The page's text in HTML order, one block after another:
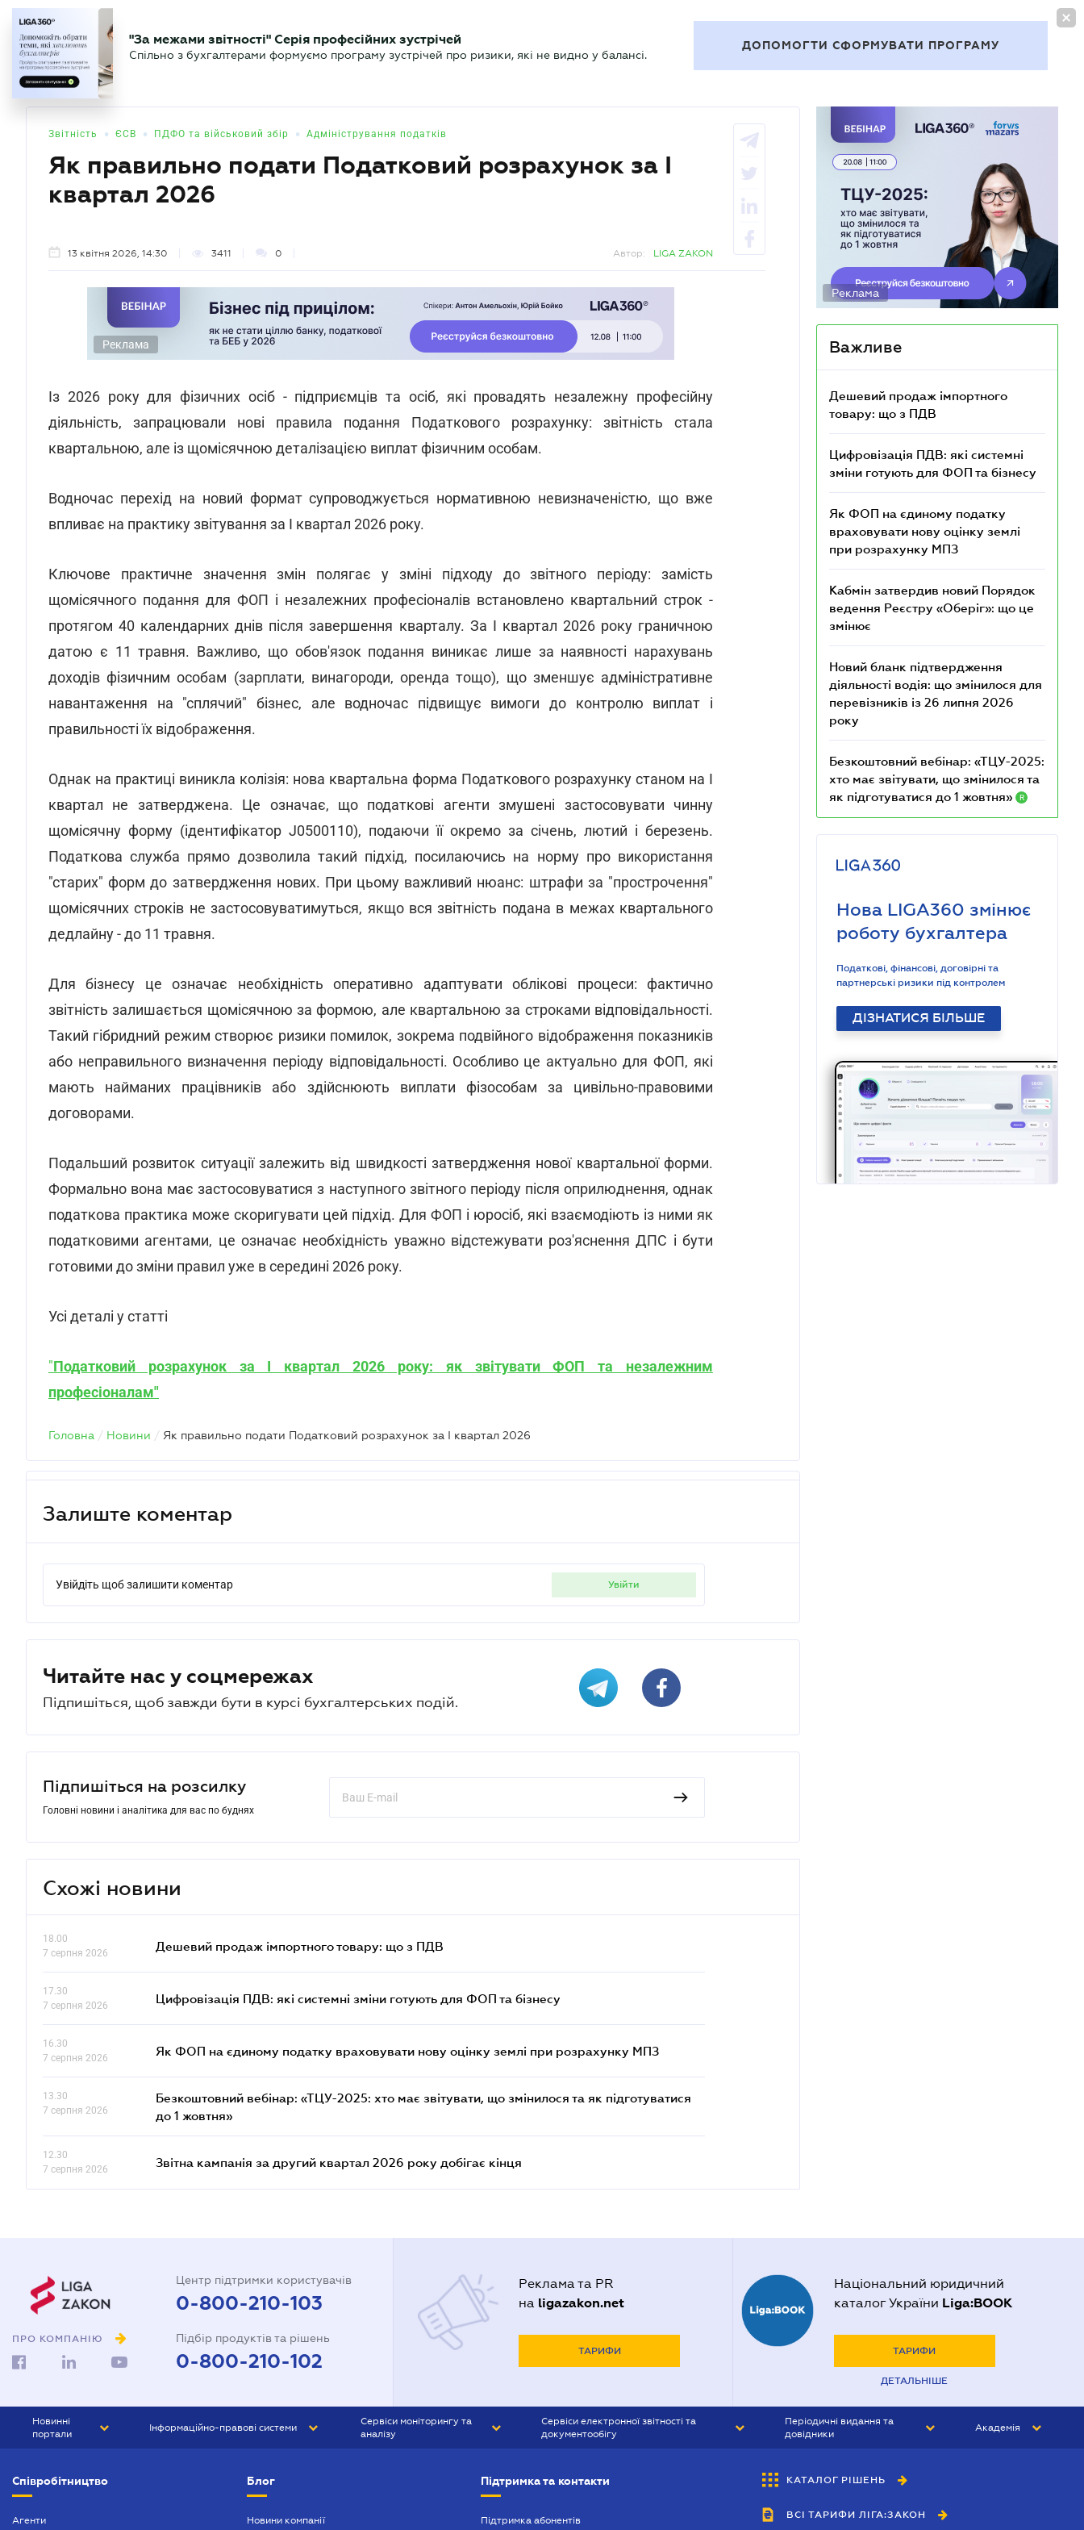
БУХГАЛТЕР Новини Аналітика Календар Актуально
"За межами звітності" Серія професійних зустрічей
Спільно з бухгалтерами формуємо програму зустрічей про ризики, які не видно у балансі.
ДОПОМОГТИ СФОРМУВАТИ ПРОГРАМУ
Звітність • ЄСВ • ПДФО та військовий збір • Адміністрування податків
Як правильно подати Податковий розрахунок за І
квартал 2026
13 квітня 2026, 14:30 3411 0 Автор: LIGA ZAKON
Реклама
Із 2026 року для фізичних осіб - підприємців та осіб, які провадять незалежну професійну
діяльність, запрацювали нові правила подання Податкового розрахунку: звітність стала
квартальною, але із щомісячною деталізацією виплат фізичним особам.
Водночас перехід на новий формат супроводжується нормативною невизначеністю, що вже
впливає на практику звітування за І квартал 2026 року.
Ключове практичне значення змін полягає у зміні підходу до звітного періоду: замість
щомісячного подання для ФОП і незалежних професіоналів встановлено квартальний строк -
протягом 40 календарних днів після завершення кварталу. За І квартал 2026 року граничною
датою є 11 травня. Важливо, що обов'язок подання виникає лише за наявності нарахувань
доходів фізичним особам (зарплати, винагороди, оренда тощо), що зменшує адміністративне
навантаження на "сплячий" бізнес, але водночас підвищує вимоги до контролю виплат і
правильності їх відображення.
Однак на практиці виникла колізія: нова квартальна форма Податкового розрахунку станом на І
квартал не затверджена. Це означає, що податкові агенти змушені застосовувати чинну
щомісячну форму (ідентифікатор J0500110), подаючи її окремо за січень, лютий і березень.
Податкова служба прямо дозволила такий підхід, посилаючись на норму про використання
"старих" форм до затвердження нових. При цьому важливий нюанс: штрафи за "прострочення"
щомісячних строків не застосовуватимуться, якщо вся звітність подана в межах квартального
дедлайну - до 11 травня.
Для бізнесу це означає необхідність оперативно адаптувати облікові процеси: фактично
звітність залишається щомісячною за формою, але квартальною за строками відповідальності.
Такий гібридний режим створює ризики помилок, зокрема подвійного відображення показників
або неправильного визначення періоду відповідальності. Особливо це актуально для ФОП, які
мають найманих працівників або здійснюють виплати фізособам за цивільно-правовими
договорами.
Подальший розвиток ситуації залежить від швидкості затвердження нової квартальної форми.
Формально вона має застосовуватися з наступного звітного періоду після оприлюднення, однак
податкова практика може скоригувати цей підхід. Для ФОП і юросіб, які взаємодіють із ними як
податковими агентами, це означає необхідність уважно відстежувати роз'яснення ДПС і бути
готовими до зміни правил уже в середині 2026 року.
Усі деталі у статті
"Податковий розрахунок за І квартал 2026 року: як звітувати ФОП та незалежним
професіоналам"
Головна / Новини / Як правильно подати Податковий розрахунок за І квартал 2026
Залиште коментар
Увійдіть щоб залишити коментар увійти
Читайте нас у соцмережах
Підпишіться, щоб завжди бути в курсі бухгалтерських подій.
Підпишіться на розсилку
Головні новини і аналітика для вас по буднях
Схожі новини
18.00
7 серпня 2026
Дешевий продаж імпортного товару: що з ПДВ
17.30
7 серпня 2026
Цифровізація ПДВ: які системні зміни готують для ФОП та бізнесу
16.30
7 серпня 2026
Як ФОП на єдиному податку враховувати нову оцінку землі при розрахунку МПЗ
13.30
7 серпня 2026
Безкоштовний вебінар: «ТЦУ-2025: хто має звітувати, що змінилося та як підготуватися
до 1 жовтня»
12.30
7 серпня 2026
Звітна кампанія за другий квартал 2026 року добігає кінця
Реклама
Важливе
Дешевий продаж імпортного
товару: що з ПДВ
Цифровізація ПДВ: які системні
зміни готують для ФОП та бізнесу
Як ФОП на єдиному податку
враховувати нову оцінку землі
при розрахунку МПЗ
Кабмін затвердив новий Порядок
ведення Реєстру «Оберіг»: що це
змінює
Новий бланк підтвердження
діяльності водія: що змінилося для
перевізників із 26 липня 2026
року
Безкоштовний вебінар: «ТЦУ-2025:
хто має звітувати, що змінилося та
як підготуватися до 1 жовтня»
R
Нова LIGA360 змінює
роботу бухгалтера
Податкові, фінансові, договірні та
партнерські ризики під контролем
ДІЗНАТИСЯ БІЛЬШЕ
ПРО КОМПАНІЮ
Центр підтримки користувачів
0-800-210-103
Підбір продуктів та рішень
0-800-210-102
Реклама та PR
на ligazakon.net
ТАРИФИ
Національний юридичний
каталог України Liga:BOOK
ТАРИФИ
ДЕТАЛЬНІШЕ
Новинні
портали
БІЗНЕС
Інформаційно-правові системи
Сервіси моніторингу та
аналізу
Сервіси електронної звітності та
документообігу
Періодичні видання та
довідники
БУХГАЛТЕР&ЗАКОН
ВІСНИК МСФЗ
Академія
Співробітництво
Агенти
Блог
Новини компанії
Підтримка та контакти
Підтримка абонентів
КАТАЛОГ РІШЕНЬ
ВСІ ТАРИФИ ЛІГА:ЗАКОН